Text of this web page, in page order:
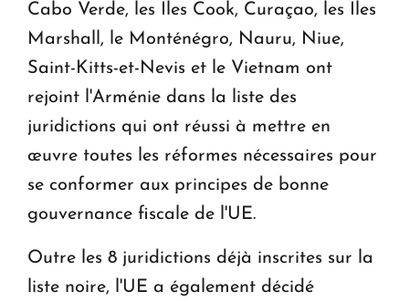
Cabo Verde, les Îles Cook, Curaçao, les Îles
Marshall, le Monténégro, Nauru, Niue,
Saint-Kitts-et-Nevis et le Vietnam ont
rejoint l'Arménie dans la liste des
juridictions qui ont réussi à mettre en
œuvre toutes les réformes nécessaires pour
se conformer aux principes de bonne
gouvernance fiscale de l'UE.
Outre les 8 juridictions déjà inscrites sur la
liste noire, l'UE a également décidé